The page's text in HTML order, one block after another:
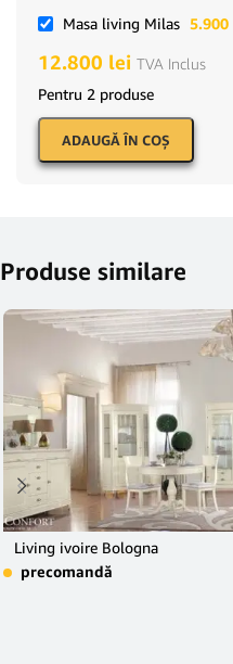
Masa living Milas 5.900
12.800 lei TVA Inclus
Pentru 2 produse
ADAUGĂ ÎN COŞ
Produse similare
Living ivoire Bologna
precomandă